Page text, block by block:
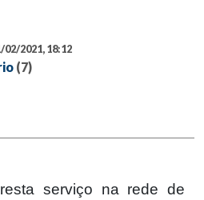
02/2021, 18:12
(7)
serviço na rede de